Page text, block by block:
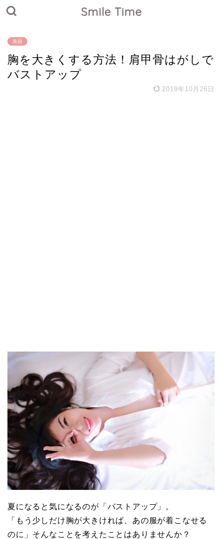
Smile Time
美容
胸を大きくする方法！肩甲骨はがしで
バストアップ
2019年10月26日
夏になると気になるのが「バストアップ」。
「もう少しだけ胸が大きければ、あの服が着こなせる
のに」そんなことを考えたことはありませんか？